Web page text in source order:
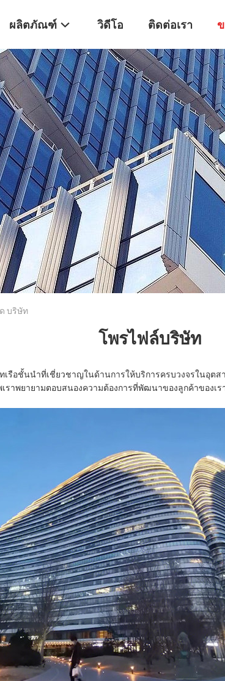
ผลิตภัณฑ์ วิดีโอ ติดต่อเรา
บริษัท
โพรไฟล์บริษัท
เรือชั้นนําที่เชี่ยวชาญในด้านการให้บริการครบวงจรในอุต
ราพยายามตอบสนองความต้องการที่พัฒนาของลูกค้าของเร